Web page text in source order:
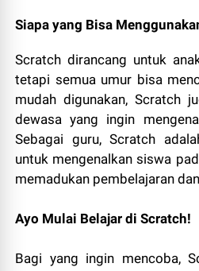
Siapa yang Bisa
Scratch dirancang untuk
tetapi semua umur bisa
mudah digunakan, Scratch
dewasa yang ingin
Sebagai guru, Scratch
untuk mengenalkan siswa
memadukan pembelajaran
Ayo Mulai Belajar di Scratch!
Bagi yang ingin mencoba,